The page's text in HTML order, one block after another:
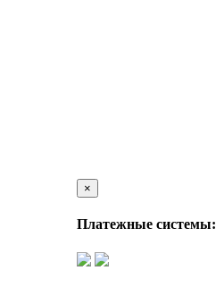
×
Платежные системы: